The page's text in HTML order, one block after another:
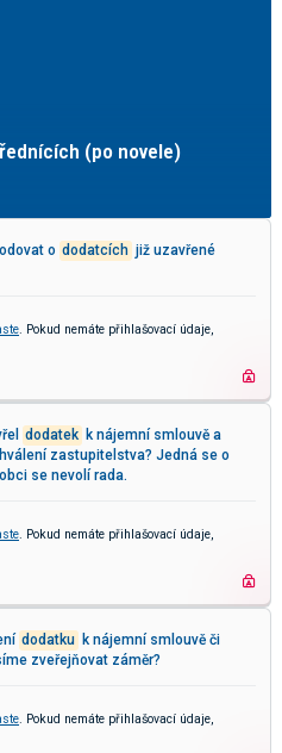
(po novele)
o dodatcích již uzavřené
. Pokud nemáte přihlašovací údaje,
dodatek k nájemní smlouvě a
zastupitelstva? Jedná se o
se nevolí rada.
. Pokud nemáte přihlašovací údaje,
dodatku k nájemní smlouvě či
zveřejňovat záměr?
. Pokud nemáte přihlašovací údaje,